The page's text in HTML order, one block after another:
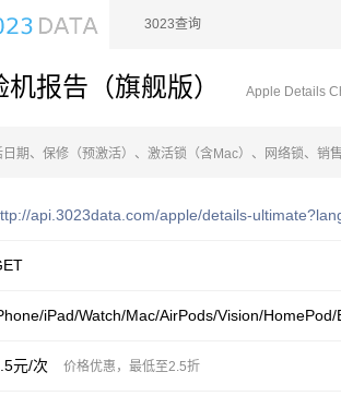
3023查询
机报告（旗舰版） Apple Details
日期、保修（预激活）、激活锁（含Mac）、网络锁、销
api.3023data.com/apple/details-
iPad/Watch/Mac/AirPods/Vision/
元/次 价格优惠，最低至2.5折